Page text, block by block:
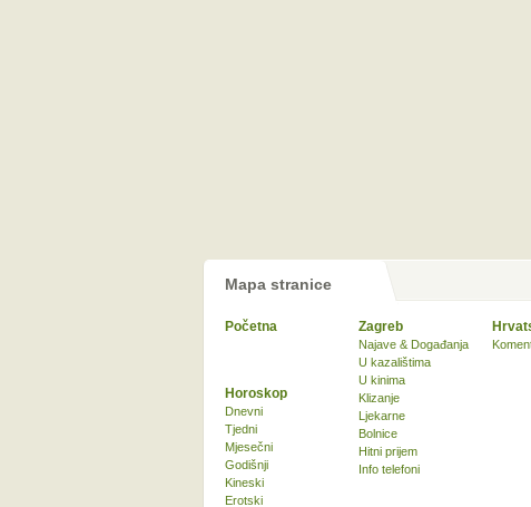
Mapa stranice
Početna Zagreb
Najave & Događanja
U kazalištima
U kinima
Klizanje
Ljekarne
Bolnice
Hitni prijem
Info telefoni
Horoskop
Dnevni
Tjedni
Mjesečni
Godišnji
Kineski
Erotski